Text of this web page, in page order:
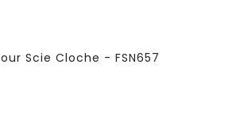
Scie Cloche - FSN657